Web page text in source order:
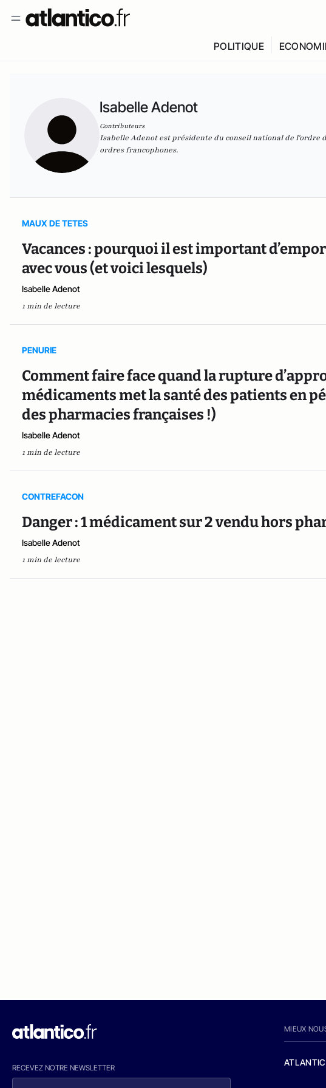
POLITIQUE
Isabelle Adenot
Contributeurs
Isabelle Adenot est présidente du conseil national de l'ordre
ordres francophones.
MAUX DE TETES
Vacances : pourquoi il est important
avec vous (et voici lesquels)
Isabelle Adenot
1 min de lecture
PENURIE
Comment faire face quand la rupture
médicaments met la santé des patients en
des pharmacies françaises !)
Isabelle Adenot
1 min de lecture
CONTREFACON
Danger : 1 médicament sur 2 vendu hors
Isabelle Adenot
1 min de lecture
RECEVEZ NOTRE NEWSLETTER
MIEUX